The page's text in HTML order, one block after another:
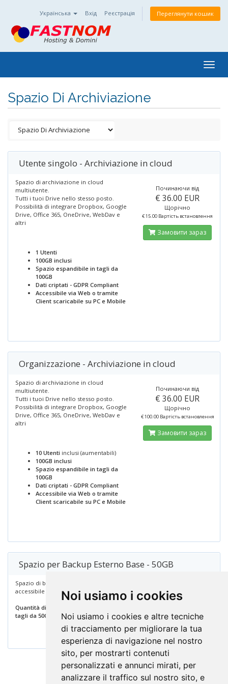
Noi usiamo i cookies
Noi usiamo i cookies e altre tecniche
di tracciamento per migliorare la tua
esperienza di navigazione nel nostro
sito, per mostrarti contenuti
personalizzati e annunci mirati, per
analizzare il traffico sul nostro sito, e
Українська Вхід Реєстрація Переглянути кошик
Spazio Di Archiviazione
Utente singolo - Archiviazione in cloud
Spazio di archiviazione in cloud
multiutente.
Tutti i tuoi Drive nello stesso posto.
Possibilità di integrare Dropbox, Google
Drive, Office 365, OneDrive, WebDav e
altri
1 Utenti
100GB inclusi
Spazio espandibile in tagli da
100GB
Dati criptati - GDPR Compliant
Accessibile via Web o tramite
Client scaricabile su PC e Mobile
Починаючи від
€ 36.00 EUR
Щорічно
€ 15.00 Вартість встановлення
Замовити зараз
Organizzazione - Archiviazione in cloud
Spazio di archiviazione in cloud
multiutente.
Tutti i tuoi Drive nello stesso posto.
Possibilità di integrare Dropbox, Google
Drive, Office 365, OneDrive, WebDav e
altri
10 Utenti inclusi (aumentabili)
100GB inclusi
Spazio espandibile in tagli da
100GB
Dati criptati - GDPR Compliant
Accessibile via Web o tramite
Client scaricabile su PC e Mobile
Починаючи від
€ 36.00 EUR
Щорічно
€ 100.00 Вартість встановлення
Замовити зараз
Spazio per Backup Esterno Base - 50GB
Spazio di backup su storage esterno
accessibile via FTP
Quantità di spazio configurabile con
tagli da 50GB
Починаючи від
€ 60.00 EUR
Замовити зараз